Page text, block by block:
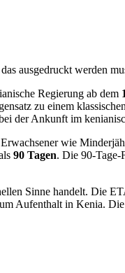
ausgedruckt werden
Regierung ab dem
zu einem
der Ankunft im
wie
90 Tagen. Die 90-Tage-
Sinne handelt. Die
Aufenthalt in Kenia.